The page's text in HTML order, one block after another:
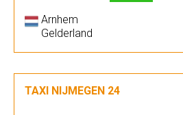
Arnhem
Gelderland
TAXI NIJMEGEN 24